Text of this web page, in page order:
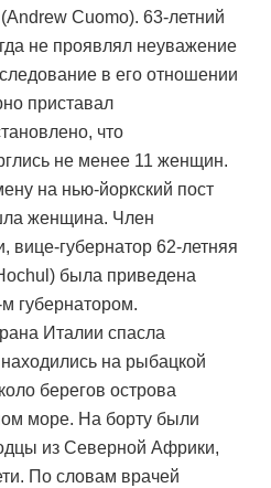
Cuomo). 63-летний
не проявлял неуважение
в его отношении
приставал
что
не менее 11 женщин.
на нью-йоркский пост
женщина. Член
вице-губернатор 62-летняя
была приведена
м губернатором.
Италии спасла
на рыбацкой
берегов острова
море. На борту были
из Северной Африки,
По словам врачей